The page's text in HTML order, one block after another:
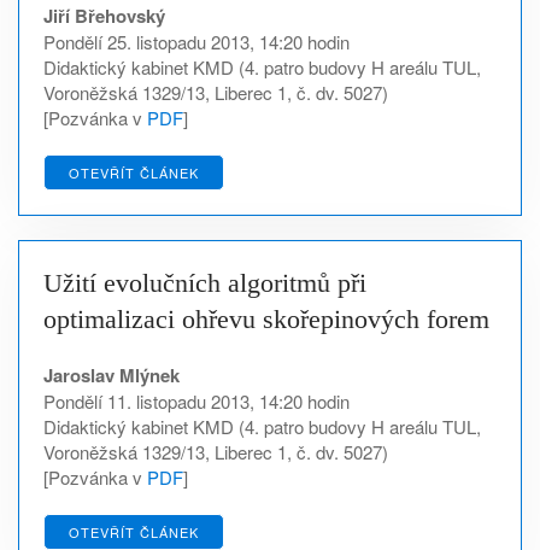
Jiří Břehovský
Pondělí 25. listopadu 2013, 14:20 hodin
Didaktický kabinet KMD (4. patro budovy H areálu TUL,
Voroněžská 1329/13, Liberec 1, č. dv. 5027)
[Pozvánka v PDF]
OTEVŘÍT ČLÁNEK
Užití evolučních algoritmů při
optimalizaci ohřevu skořepinových forem
Jaroslav Mlýnek
Pondělí 11. listopadu 2013, 14:20 hodin
Didaktický kabinet KMD (4. patro budovy H areálu TUL,
Voroněžská 1329/13, Liberec 1, č. dv. 5027)
[Pozvánka v PDF]
OTEVŘÍT ČLÁNEK